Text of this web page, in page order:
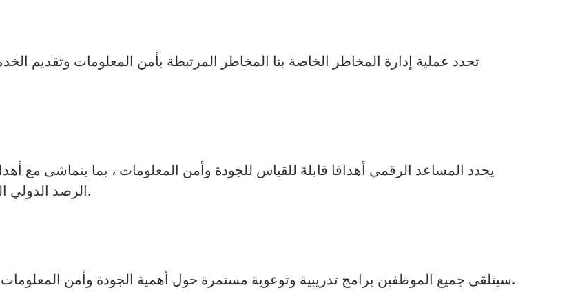
تحدد عملية إدارة المخاطر الخاصة بنا المخاطر المرتبطة بأمن المعلومات وتقديم
يحدد المساعد الرقمي أهدافا قابلة للقياس للجودة وأمن المعلومات ، بما يتماشى مع
الرصد الدولي الخاص بنا من خلال المراجعات والتحديثات المنتظمة.
سيتلقى جميع الموظفين برامج تدريبية وتوعوية مستمرة حول أهمية الجودة وأمن المعلومات ضمن أدوارهم ، وتعزيز ثقافة التميز والوعي الأمني.